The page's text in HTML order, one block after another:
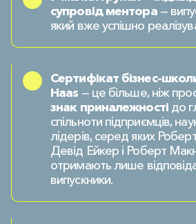
супровід ментора—
який вже успішно
Сертифікат бізнес-
Haas — це більше, ніж
знак приналежностідо
спільноти підприємців,
лідерів, серед яких
Девід Ейкер і Роберт
отримають лише
випускники.